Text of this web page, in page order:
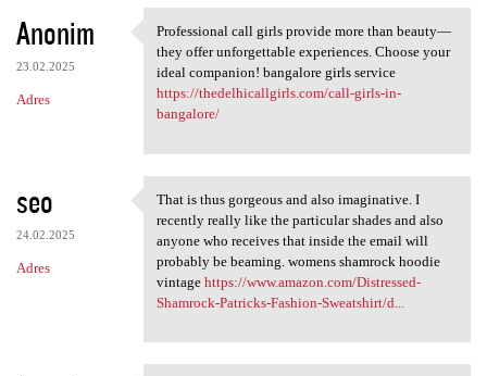
Anonim
23.02.2025
Adres
Professional call girls
Professional call girls provide more than beauty—
they offer unforgettable experiences. Choose your
ideal companion! bangalore girls service
https://thedelhicallgirls.com/call-girls-in-
bangalore/
seo
24.02.2025
Adres
That is thus gorgeous and
That is thus gorgeous and also imaginative. I
recently really like the particular shades and also
anyone who receives that inside the email will
probably be beaming. womens shamrock hoodie
vintage https://www.amazon.com/Distressed-
Shamrock-Patricks-Fashion-Sweatshirt/d...